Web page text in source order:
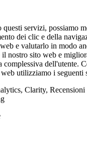
questi servizi, possiamo
dei clic e della
e valutarlo in modo
nostro sito web e
complessiva dell'utente.
utilizziamo i seguenti
Clarity,